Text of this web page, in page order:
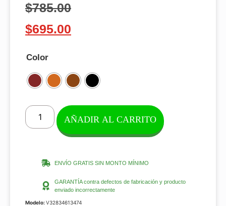
$785.00
$695.00
Color
AÑADIR AL CARRITO
ENVÍO GRATIS SIN MONTO MÍNIMO
GARANTÍA contra defectos de fabricación y producto
enviado incorrectamente
Modelo:V32834613474